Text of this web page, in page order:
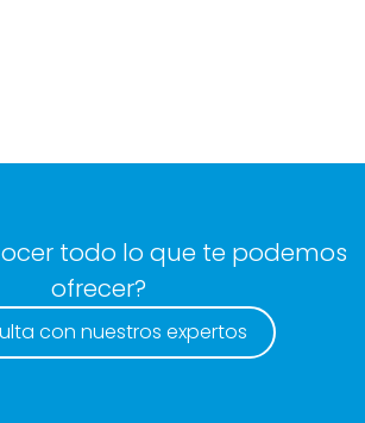
todo lo que te podemos
ofrecer?
con nuestros expertos